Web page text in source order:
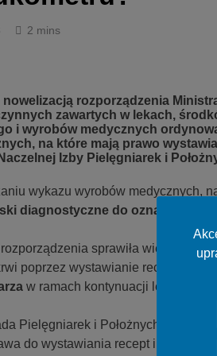
2 mins
nowelizacją rozporządzenia
zawartych w lekach,
i wyrobów medycznych
na które mają prawo
Izby Pielęgniarek i
wykazu wyrobów medycznych,
diagnostyczne do oznaczania
sprawiła więc, że
poprzez wystawianie recept.
w ramach kontynuacji leczenia.
Pielęgniarek i Położnych
do wystawiania recept i zleceń